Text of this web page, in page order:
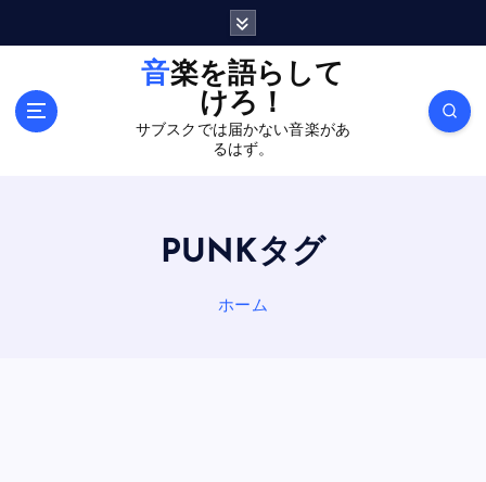
音楽を語らして
けろ！
サブスクでは届かない音楽があ
るはず。
PUNKタグ
ホーム